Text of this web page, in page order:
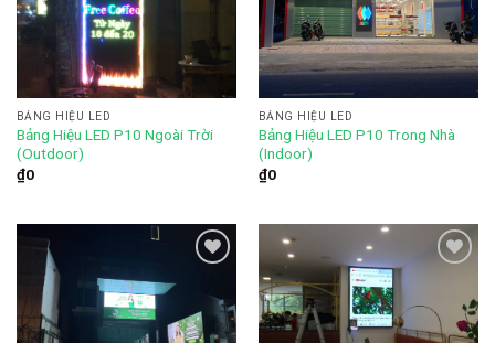
BẢNG HIỆU LED
Bảng Hiệu LED P10 Ngoài Trời
(Outdoor)
₫0
Add to
wishlist
BẢNG HIỆU LED
Bảng Hiệu LED P10 Trong Nhà
(Indoor)
₫0
Add to
wishlist
Add to
wishlist